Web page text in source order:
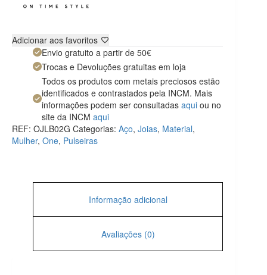
Adicionar aos favoritos
Envio gratuito a partir de 50€
Trocas e Devoluções gratuitas em loja
Todos os produtos com metais preciosos estão
identificados e contrastados pela INCM. Mais
informações podem ser consultadas aqui ou no
site da INCM aqui
REF: OJLB02G Categorias: Aço, Joias, Material,
Mulher, One, Pulseiras
Informação adicional
Avaliações (0)